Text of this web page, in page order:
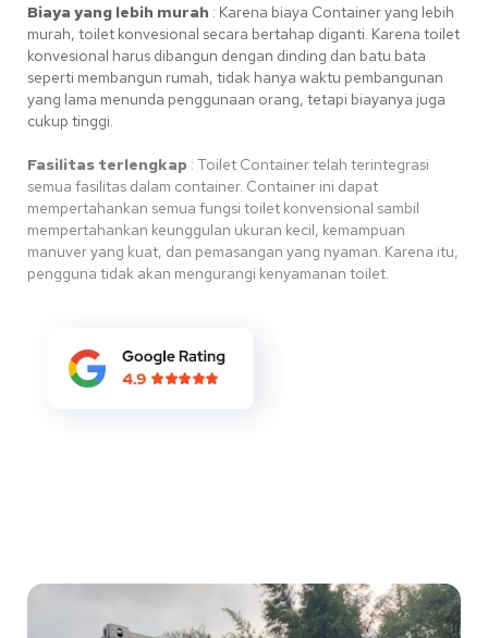
Biaya yang lebih murah : Karena biaya Container yang lebih
murah, toilet konvesional secara bertahap diganti. Karena toilet
konvesional harus dibangun dengan dinding dan batu bata
seperti membangun rumah, tidak hanya waktu pembangunan
yang lama menunda penggunaan orang, tetapi biayanya juga
cukup tinggi.
Fasilitas terlengkap : Toilet Container telah terintegrasi
semua fasilitas dalam container. Container ini dapat
mempertahankan semua fungsi toilet konvensional sambil
mempertahankan keunggulan ukuran kecil, kemampuan
manuver yang kuat, dan pemasangan yang nyaman. Karena itu,
pengguna tidak akan mengurangi kenyamanan toilet